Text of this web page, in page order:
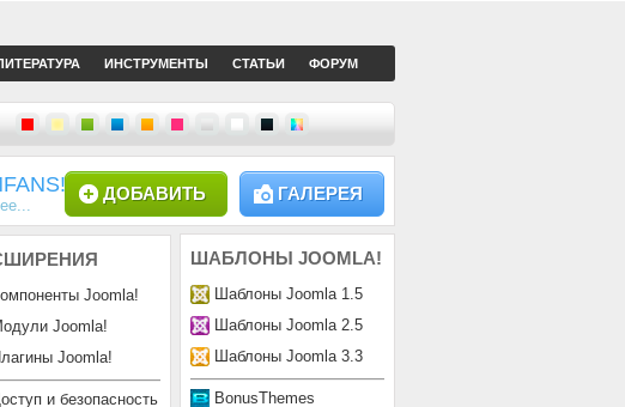
ИНСТРУМЕНТЫ СТАТЬИ ФОРУМ
ГАЛЕРЕЯ
ДОБАВИТЬ
ШАБЛОНЫ JOOMLA!
Шаблоны Joomla 1.5
Шаблоны Joomla 2.5
Шаблоны Joomla 3.3
BonusThemes
Joomla!
Joomla!
Joomla!
и безопасность